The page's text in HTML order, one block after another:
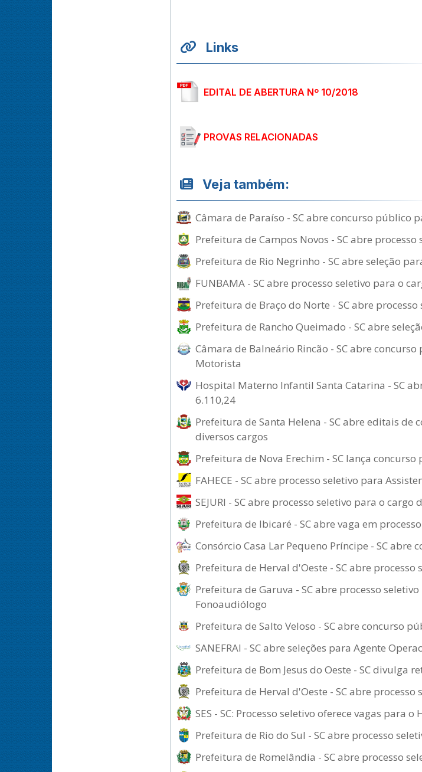
Links
EDITAL DE ABERTURA Nº 10/2018
PROVAS RELACIONADAS
Veja também:
Câmara de Paraíso - SC abre concurso público
Prefeitura de Campos Novos - SC abre
Prefeitura de Rio Negrinho - SC abre seleção
FUNBAMA - SC abre processo seletivo para o
Prefeitura de Braço do Norte - SC abre
Prefeitura de Rancho Queimado - SC abre
Câmara de Balneário Rincão - SC abre
Motorista
Hospital Materno Infantil Santa Catarina - SC
6.110,24
Prefeitura de Santa Helena - SC abre editais de
diversos cargos
Prefeitura de Nova Erechim - SC lança
FAHECE - SC abre processo seletivo para
SEJURI - SC abre processo seletivo para o
Prefeitura de Ibicaré - SC abre vaga em
Consórcio Casa Lar Pequeno Príncipe - SC abre
Prefeitura de Herval d'Oeste - SC abre
Prefeitura de Garuva - SC abre processo
Fonoaudiólogo
Prefeitura de Salto Veloso - SC abre concurso
SANEFRAI - SC abre seleções para Agente
Prefeitura de Bom Jesus do Oeste - SC divulga
Prefeitura de Herval d'Oeste - SC abre
SES - SC: Processo seletivo oferece vagas para
Prefeitura de Rio do Sul - SC abre processo
Prefeitura de Romelândia - SC abre processo